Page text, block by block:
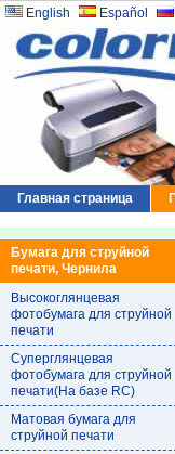
English Español
Главная страница
Бумага для струйной
печати, Чернила
Высокоглянцевая
фотобумага для струйной
печати
Суперглянцевая
фотобумага для струйной
печати(На базе RC)
Матовая бумага для
струйной печати